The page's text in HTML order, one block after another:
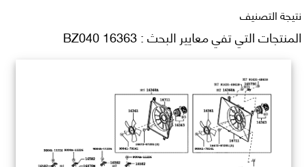
نتيجة التصنيف
المنتجات التي تفي معايير البحث : 16363 BZ040